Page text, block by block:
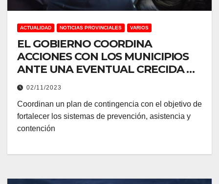
ACTUALIDAD NOTICIAS PROVINCIALES VARIOS
EL GOBIERNO COORDINA
ACCIONES CON LOS MUNICIPIOS
ANTE UNA EVENTUAL CRECIDA DE
LOS RÍOS POR LAS LLUVIAS
02/11/2023
Coordinan un plan de contingencia con el objetivo de
fortalecer los sistemas de prevención, asistencia y
contención